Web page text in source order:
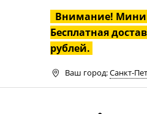
Внимание!
Бесплатная
рублей.
Ваш город:Санкт-